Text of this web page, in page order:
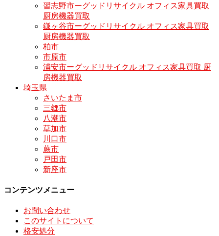
習志野市ーグッドリサイクル オフィス家具買取
厨房機器買取
鎌ヶ谷市ーグッドリサイクル オフィス家具買取
厨房機器買取
柏市
市原市
浦安市ーグッドリサイクル オフィス家具買取 厨
房機器買取
埼玉県
さいたま市
三郷市
八潮市
草加市
川口市
蕨市
戸田市
新座市
コンテンツメニュー
お問い合わせ
このサイトについて
格安処分